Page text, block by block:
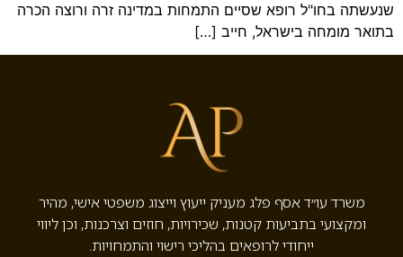
שנעשתה בחו"ל רופא שסיים התמחות במדינה זרה ורוצה הכרה
בתואר מומחה בישראל, חייב […]
משרד עו״ד אסף פלג מעניק ייעוץ וייצוג משפטי אישי, מהיר
ומקצועי בתביעות קטנות, שכירויות, חוזים וצרכנות, וכן ליווי
ייחודי לרופאים בהליכי רישוי והתמחויות.